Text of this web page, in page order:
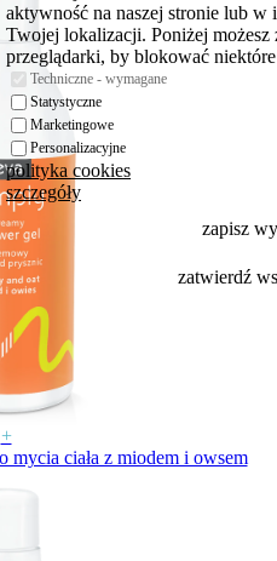
+
ciała z miodem i owsem
aktywność na naszej stronie lub
Twojej lokalizacji. Poniżej możesz
przeglądarki, by blokować
Techniczne - wymagane
Statystyczne
Marketingowe
Personalizacyjne
polityka cookies
szczegóły
zapisz
zatwierdź